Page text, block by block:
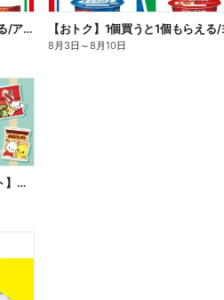
【おトク】1個買うと1個もらえる/アイス
8月3日 ～8月10日
【サンリオ×メーカーマスコット】オリジナルグッズ貰える!